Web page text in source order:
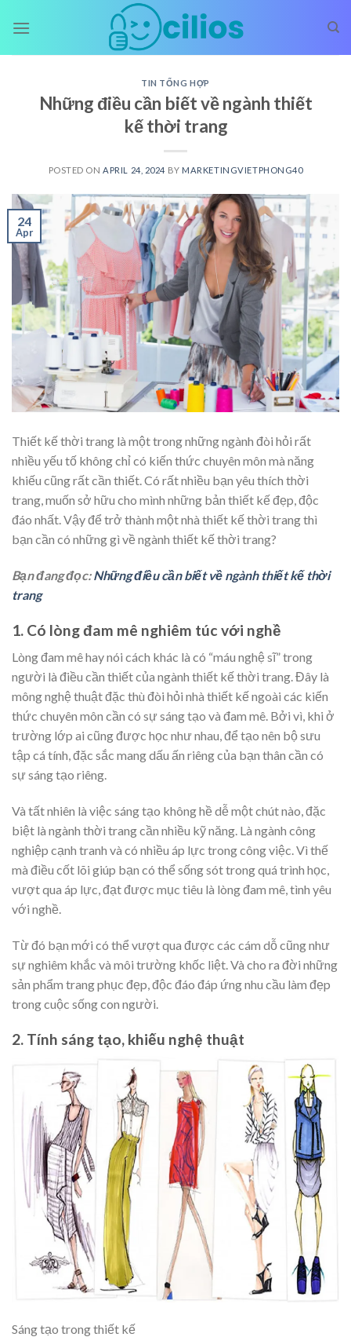
TIN TỔNG HỢP
Những điều cần biết về ngành thiết
kế thời trang
POSTED ON APRIL 24, 2024 BY MARKETINGVIETPHONG40
24
Apr
Thiết kế thời trang là một trong những ngành đòi hỏi rất
nhiều yếu tố không chỉ có kiến thức chuyên môn mà năng
khiếu cũng rất cần thiết. Có rất nhiều bạn yêu thích thời
trang, muốn sở hữu cho mình những bản thiết kế đẹp, độc
đáo nhất. Vậy để trở thành một nhà thiết kế thời trang thì
bạn cần có những gì về ngành thiết kế thời trang?
Bạn đang đọc:Những điều cần biết về ngành thiết kế thời
trang
1. Có lòng đam mê nghiêm túc với nghề
Lòng đam mê hay nói cách khác là có “máu nghệ sĩ” trong
người là điều cần thiết của ngành thiết kế thời trang. Đây là
mông nghệ thuật đặc thù đòi hỏi nhà thiết kế ngoài các kiến
thức chuyên môn cần có sự sáng tạo và đam mê. Bởi vì, khi ở
trường lớp ai cũng được học như nhau, để tạo nên bộ sưu
tập cá tính, đặc sắc mang dấu ấn riêng của bạn thân cần có
sự sáng tạo riêng.
Và tất nhiên là việc sáng tạo không hề dễ một chút nào, đặc
biệt là ngành thời trang cần nhiều kỹ năng. Là ngành công
nghiệp cạnh tranh và có nhiều áp lực trong công việc. Vì thế
mà điều cốt lõi giúp bạn có thể sống sót trong quá trình học,
vượt qua áp lực, đạt được mục tiêu là lòng đam mê, tình yêu
với nghề.
Từ đó bạn mới có thể vượt qua được các cám dỗ cũng như
sự nghiêm khắc và môi trường khốc liệt. Và cho ra đời những
sản phẩm trang phục đẹp, độc đáo đáp ứng nhu cầu làm đẹp
trong cuộc sống con người.
2. Tính sáng tạo, khiếu nghệ thuật
Sáng tạo trong thiết kế